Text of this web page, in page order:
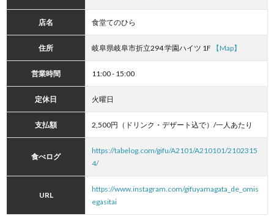
店名 食堂てのひら
住所 岐阜県岐阜市折立294 学園ハイツ 1F 【Map】
営業時間 11:00 - 15:00
定休日 火曜日
支払額 2,500円（ドリンク・デザート込で）/一人あたり
食べログ
https://tabelog.com/gifu/A2101/A210101/2102315
4/
URL
https://www.instagram.com/gifuyamagata_de_omis
egasitai